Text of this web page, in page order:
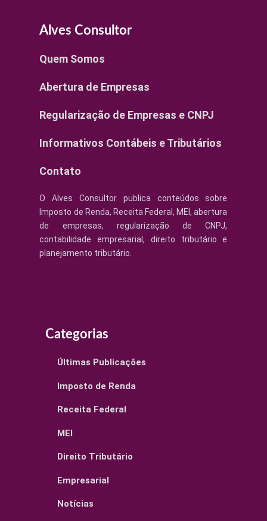
Alves Consultor
Quem Somos
Abertura de Empresas
Regularização de Empresas e CNPJ
Informativos Contábeis e Tributários
Contato
O Alves Consultor publica conteúdos sobre
Imposto de Renda, Receita Federal, MEI, abertura
de empresas, regularização de CNPJ,
contabilidade empresarial, direito tributário e
planejamento tributário.
Categorias
Últimas Publicações
Imposto de Renda
Receita Federal
MEI
Direito Tributário
Empresarial
Notícias